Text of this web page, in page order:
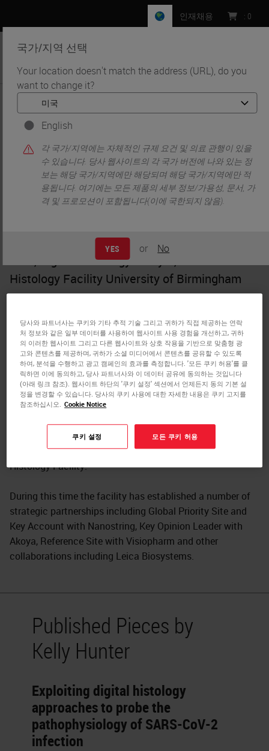
국가/지역 선택
Your location doesn't match the address (URL), do you
want to change it?
English
각 국가/지역에는 자체적인 규제 요건 및 의료 관행이 있을
수 있습니다. 당사 웹사이트의 각 국가 버전에 나와 있는 정
보는 해당 국가/지역에만 해당되며 해당 국가/지역에만 적
용됩니다. 여기에는 모든 제품의 세부 정보/가용성, 문서, 가
격 및 프로모션이 포함됩니다(이에 국한되지 않음).
YES or No
인재채용 : 0
MENU
홈 • Knowledge Pathway • Kelly Hunter
Kelly Hunter
MSc, Digital Pathology Analyst, Molecular
Histology Facility University of Birmingham
the private healthcare sector and went on to practice in
NHS laboratories. Following an MSc Genomic Medicine at
UoB, Kelly joined the emerging digital pathology service at
the Advanced Therapies Facility at UoB. Here Kelly has
been progressing staining, imaging and analytical
methods on various platforms including the Leica Bond
RX, Akoya Vectra Polaris 2, Nanostring GeoMx and
Visiopharm, and bolstered by a recent WT MUE award has
been involved in establishing and managing the Molecular
Histology Facility.
During this time the facility has established a number of
strategic partnerships including Global Priority Site and
Key Account with Nanostring, Key Opinion Leader with
Akoya, Reference Site with Visiopharm and other
collaborations including Leica Biosystems.
Published Pieces by
Kelly Hunter
Exploiting digital histology
approaches to probe the
pathophysiology of SARS-CoV-2
infection
당사와 파트너사는 쿠키와 기타 추적 기술 그리고 귀하가 직접 제공하는 연락
처 정보와 같은 일부 데이터를 사용하여 웹사이트 사용 경험을 개선하고, 귀하
의 이러한 웹사이트 그리고 다른 웹사이트와 상호 작용을 기반으로 맞춤형 광
고와 콘텐츠를 제공하며, 귀하가 소셜 미디어에서 콘텐츠를 공유할 수 있도록
하여, 분석을 수행하고 광고 캠페인의 효과를 측정합니다. '모든 쿠키 허용'를 클
릭하면 이에 동의하고, 당사 파트너사와 이 데이터 공유에 동의하는 것입니다
(아래 링크 참조). 웹사이트 하단의 '쿠키 설정' 섹션에서 언제든지 동의 기본 설
정을 변경할 수 있습니다. 당사의 쿠키 사용에 대한 자세한 내용은 쿠키 고지를
참조하십시오. Cookie Notice
쿠키 설정 모든 쿠키 허용